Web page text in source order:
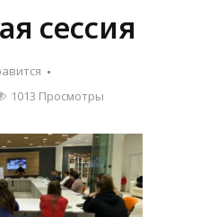
сессия
1013 Просмотры